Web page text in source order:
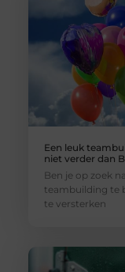
Een leuk
niet verder dan
Ben je op zoek
teambuilding te
te versterken